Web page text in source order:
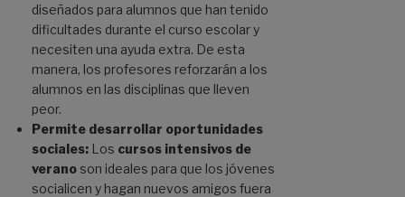
diseñados para alumnos que han tenido
dificultades durante el curso escolar y
necesiten una ayuda extra. De esta
manera, los profesores reforzarán a los
alumnos en las disciplinas que lleven
peor.
Permite desarrollar oportunidades
sociales: Los cursos intensivos de
verano son ideales para que los jóvenes
socialicen y hagan nuevos amigos fuera